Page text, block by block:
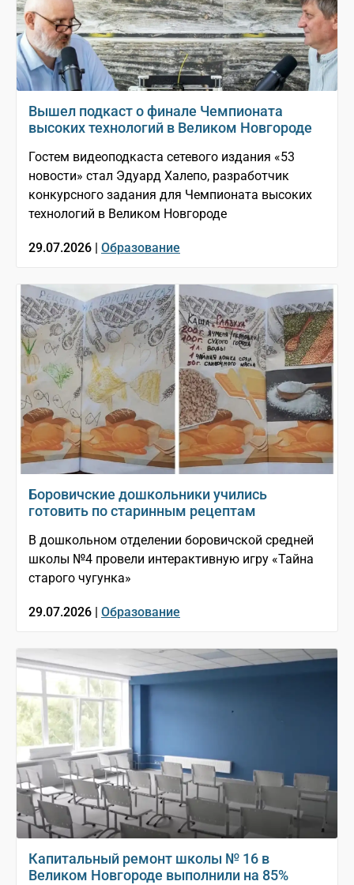
Вышел подкаст о финале Чемпионата
высоких технологий в Великом Новгороде
Гостем видеоподкаста сетевого издания «53
новости» стал Эдуард Халепо, разработчик
конкурсного задания для Чемпионата высоких
технологий в Великом Новгороде
29.07.2026 | Образование
Боровичские дошкольники учились
готовить по старинным рецептам
В дошкольном отделении боровичской средней
школы №4 провели интерактивную игру «Тайна
старого чугунка»
29.07.2026 | Образование
Капитальный ремонт школы № 16 в
Великом Новгороде выполнили на 85%